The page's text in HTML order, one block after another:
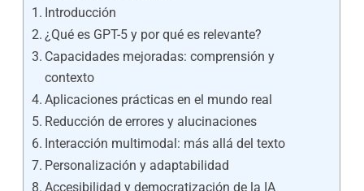
Introducción
¿Qué es GPT-5 y por qué es relevante?
Capacidades mejoradas: comprensión y
contexto
Aplicaciones prácticas en el mundo real
Reducción de errores y alucinaciones
Interacción multimodal: más allá del texto
Personalización y adaptabilidad
Accesibilidad y democratización de la IA